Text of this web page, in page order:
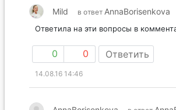
Mild в ответ AnnaBorisenkova
Ответила на эти вопросы в
0 0 Ответить
14.08.16 14:46